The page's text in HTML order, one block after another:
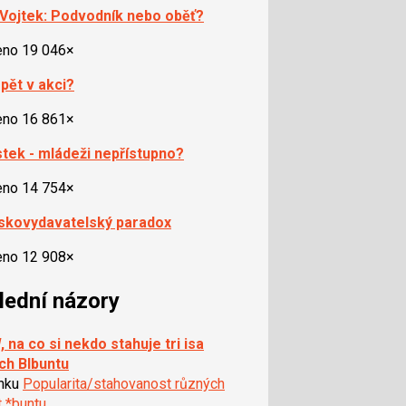
Podvodník nebo oběť?
19 046×
v akci?
16 861×
- mládeži nepřístupno?
14 754×
paradox
12 908×
názory
na co si nekdo stahuje tri isa
Blbuntu
Popularita/stahovanost různých